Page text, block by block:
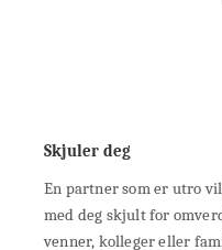
Skjuler deg
En partner som er utro
med deg skjult for
venner, kolleger eller